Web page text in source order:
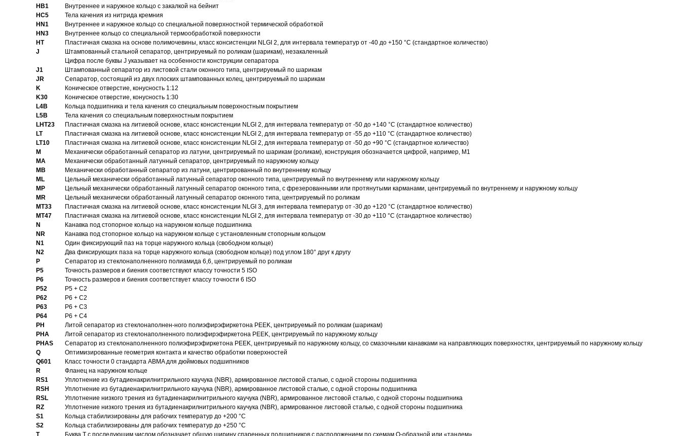
HB1
Bнутреннее и наружное кольцо с закалкой на бейнит
HC5
Тела качения из нитрида кремния
HN1
Bнутреннее и наружное кольцо со специальной поверхностной термической обработкой
HN3
Внутреннее кольцо со специальной термообработкой поверхности
HT
Пластичная смазка на основе полимочевины, класс консистенции NLGI 2, для интервала температур от -40 до +150 °C (стандартное количество)
J
Штампованный стальной сепаратор, центрируемый по роликам (шарикам), незакаленный
Цифра после буквы J указывает на особенности конструкции сепаратора
J1
Штампованный сепаратор из листовой стали оконного типа, центрируемый по шарикам
JR
Сепаратор, состоящий из двух плоских штампованных колец, центрируемый по шарикам
K
Коническое отверстие, конусность 1:12
K30
Коническое отверстие, конусность 1:30
L4B
Кольца подшипника и тела качения со специальным поверхностным покрытием
L5B
Тела качения со специальным поверхностным покрытием
LHT23
Пластичная смазка на литиевой основе, класс консистенции NLGI 2, для интервала температур от -50 до +140 °C (стандартное количество)
LT
Пластичная смазка на литиевой основе, класс консистенции NLGI 2, для интервала температур от -55 до +110 °C (стандартное количество)
LT10
Пластичная смазка на литиевой основе, класс консистенции NLGI 2, для интервала температур от -50 до +90 °C (стандартное количество)
M
Механически обработанный сепаратор из латуни, центрируемый по шарикам (роликам), конструкция обозначается цифрой, например, M1
MA
Механически обработанный латунный сепаратор, центрируемый по наружному кольцу
MB
Механически обработанный сепаратор из латуни, центрированный по внутреннему кольцу
ML
Цельный механически обработанный латунный сепаратор оконного типа, центрируемый по внутреннему или наружному кольцу
MP
Цельный механически обработанный латунный сепаратор оконного типа, с фрезерованными или протянутыми карманами, центрируемый по внутреннему и наружному кольцу
MR
Цельный механически обработанный латунный сепаратор оконного типа, центрируемый по роликам
MT33
Пластичная смазка на литиевой основе, класс консистенции NLGI 3, для интервала температур от -30 до +120 °C (стандартное количество)
MT47
Пластичная смазка на литиевой основе, класс консистенции NLGI 2, для интервала температур от -30 до +110 °C (стандартное количество)
N
Канавка под стопорное кольцо на наружном кольце подшипника
NR
Канавка под стопорное кольцо на наружном кольце с установленным стопорным кольцом
N1
Один фиксирующий паз на торце наружного кольца (свободном кольце)
N2
Два фиксирующих паза на торце наружного кольца (свободном кольце) под углом 180° друг к другу
P
Cепаратор из стеклонаполненного полиамида 6,6, центрируемый по роликам
P5
Точность размеров и биения соответствуют классу точности 5 ISO
P6
Точность размеров и биения соответствует классу точности 6 ISO
P52
P5 + C2
P62
P6 + C2
P63
P6 + C3
P64
P6 + C4
PH
Литой сепаратор из стеклонаполнен-ного полиэфирэфиркетона PEEK, центрируемый по роликам (шарикам)
PHA
Литой сепаратор из стеклонаполненного полиэфирэфиркетона PEEK, центрируемый по наружному кольцу
PHAS
Сепаратор из стеклонаполненного полиэфирэфиркетона PEEK, центрируемый по наружному кольцу, со смазочными канавками на направляющих поверхностях, центрируемый по наружному кольцу
Q
Оптимизированные геометрия контакта и качество обработки поверхностей
Q601
Класс точности 0 стандарта ABMA для дюймовых подшипников
R
Фланец на наружном кольце
RS1
Уплотнение из бутадиенакрилнитрильного каучука (NBR), армированное листовой сталью, с одной стороны подшипника
RSH
Уплотнение из бутадиенакрилнитрильного каучука (NBR), армированное листовой сталью, с одной стороны подшипника
RSL
Уплотнение низкого трения из бутадиенакрилнитрильного каучука (NBR), армированное листовой сталью, с одной стороны подшипника
RZ
Уплотнение низкого трения из бутадиенакрилнитрильного каучука (NBR), армированное листовой сталью, с одной стороны подшипника
S1
Кольца стабилизированы для рабочих температур до +200 °C
S2
Кольца стабилизированы для рабочих температур до +250 °C
T
Буква T с последующим числом обозначает общую ширину спаренных подшипников с расположением по схемам О-образной или «тандем»